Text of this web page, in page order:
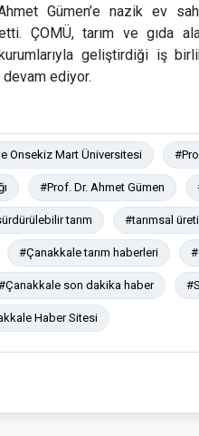
Ahmet Gümen’e nazik ev
ÇOMÜ, tarım ve gıda
geliştirdiği iş
devam ediyor.
Onsekiz Mart Üniversitesi
#Prof. Dr. Ahmet Gümen
tarım #tarımsal
#Çanakkale tarım haberleri
son dakika haber
Haber Sitesi